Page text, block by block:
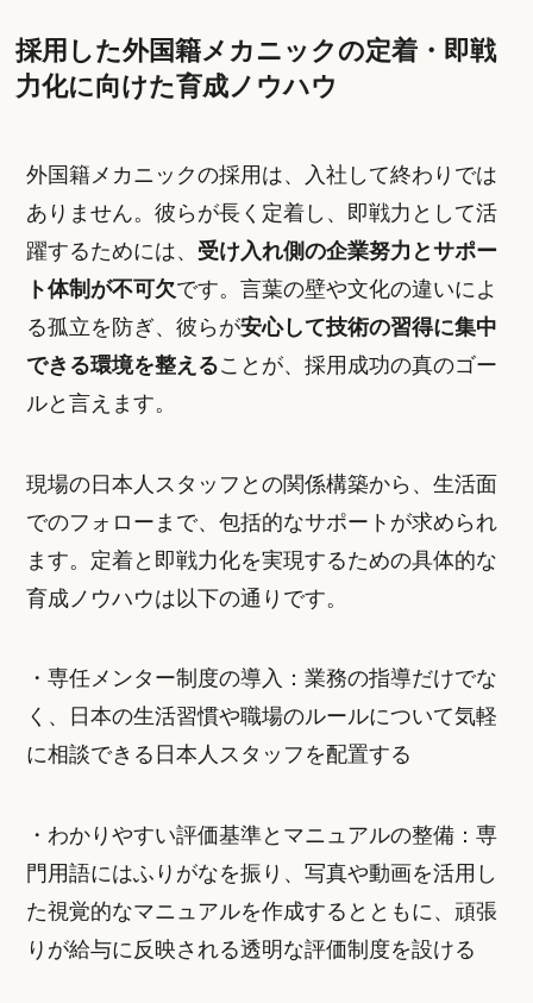
採用した外国籍メカニックの定着・即戦
力化に向けた育成ノウハウ
外国籍メカニックの採用は、入社して終わりでは
ありません。彼らが長く定着し、即戦力として活
躍するためには、 受け入れ側の企業努力とサポー
ト体制が不可欠です。言葉の壁や文化の違いによ
る孤立を防ぎ、彼らが安心して技術の習得に集中
できる環境を整えることが、採用成功の真のゴー
ルと言えます。
現場の日本人スタッフとの関係構築から、生活面
でのフォローまで、包括的なサポートが求められ
ます。定着と即戦力化を実現するための具体的な
育成ノウハウは以下の通りです。
・専任メンター制度の導入：業務の指導だけでな
く、日本の生活習慣や職場のルールについて気軽
に相談できる日本人スタッフを配置する
・わかりやすい評価基準とマニュアルの整備：専
門用語にはふりがなを振り、写真や動画を活用し
た視覚的なマニュアルを作成するとともに、頑張
りが給与に反映される透明な評価制度を設ける